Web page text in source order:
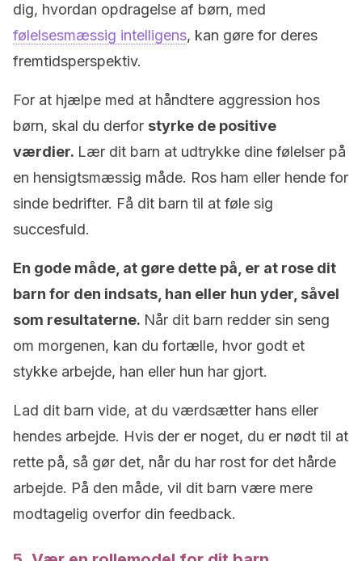
dig, hvordan opdragelse af børn, med
følelsesmæssig intelligens, kan gøre for deres
fremtidsperspektiv.
For at hjælpe med at håndtere aggression hos
børn, skal du derfor styrke de positive
værdier. Lær dit barn at udtrykke dine følelser på
en hensigtsmæssig måde. Ros ham eller hende for
sinde bedrifter. Få dit barn til at føle sig
succesfuld.
En gode måde, at gøre dette på, er at rose dit
barn for den indsats, han eller hun yder, såvel
som resultaterne. Når dit barn redder sin seng
om morgenen, kan du fortælle, hvor godt et
stykke arbejde, han eller hun har gjort.
Lad dit barn vide, at du værdsætter hans eller
hendes arbejde. Hvis der er noget, du er nødt til at
rette på, så gør det, når du har rost for det hårde
arbejde. På den måde, vil dit barn være mere
modtagelig overfor din feedback.